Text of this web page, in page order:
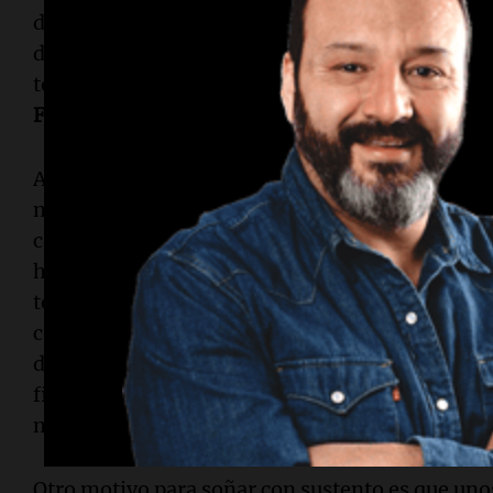
diferencia de
, que se disputó en
de competición europea sobre los hombros y
toca afrontar el
al final de la
FIFA
ha explotado el calendario con una
A pesar del escepticismo general que percibo
mi caso soy optimista. Primero y principal,
conductor.
Scalonino se ha dormido en los
haber obtenido -después del Mundial- laCopa
terminado como líder en laEliminatoria. No lo
como ocurrió conMenottienEspaña 82 ni
disminuidos y al límite, como hizoBilardoen
final consumiéndonos toda la cuota de suerte a
mundiales.